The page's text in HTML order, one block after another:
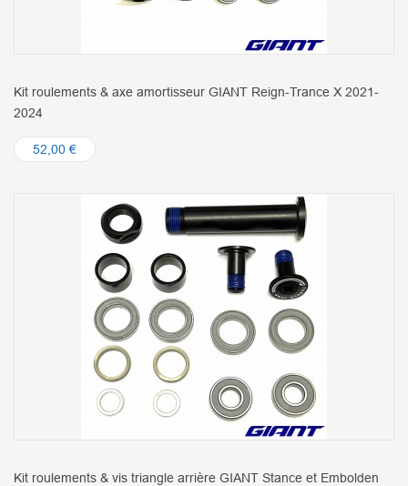
Kit roulements & axe amortisseur GIANT Reign-Trance X 2021-
2024
52,00 €
Kit roulements & vis triangle arrière GIANT Stance et Embolden